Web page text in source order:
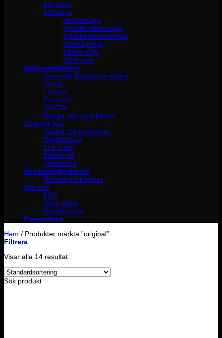
För laser
Massage
All Massage
Vibrationsmassage
Cirkulationsmassage
Massageolja
Eterisk Olja
Hälsokost
Salongstillbehör
Personlig Skyddsutrustning
Utsug
Lampor
För laser
DOFTA
Övriga salongstillbehör
Just for fun
Väskor & Neccesärer
Uppblåsbart
Lek & skoj
Maskerad
Halloween
Sommarerbjudande
Reseförpackningar
Om oss
FAQ
Våra villkor
Kontakta oss
Presentkort
Hem / Produkter märkta ”original”
Filtrera
Visar alla 14 resultat
Sök produkt